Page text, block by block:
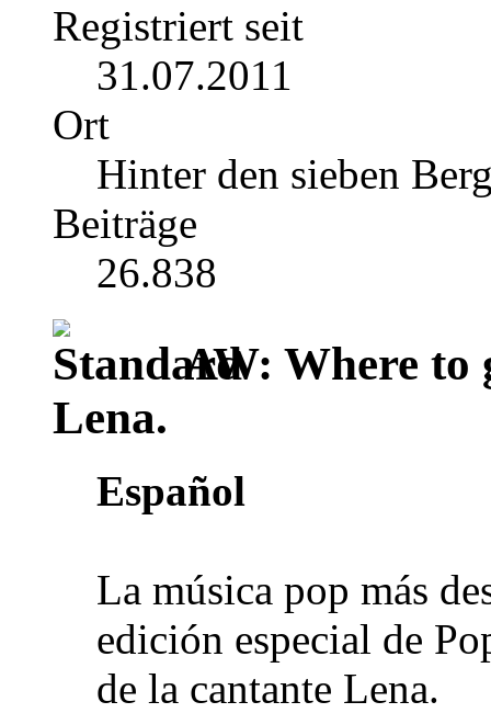
Registriert seit
31.07.2011
Ort
Hinter den sieben
Beiträge
26.838
AW: Where to
Lena.
Español
La música pop más
edición especial de
de la cantante Lena.